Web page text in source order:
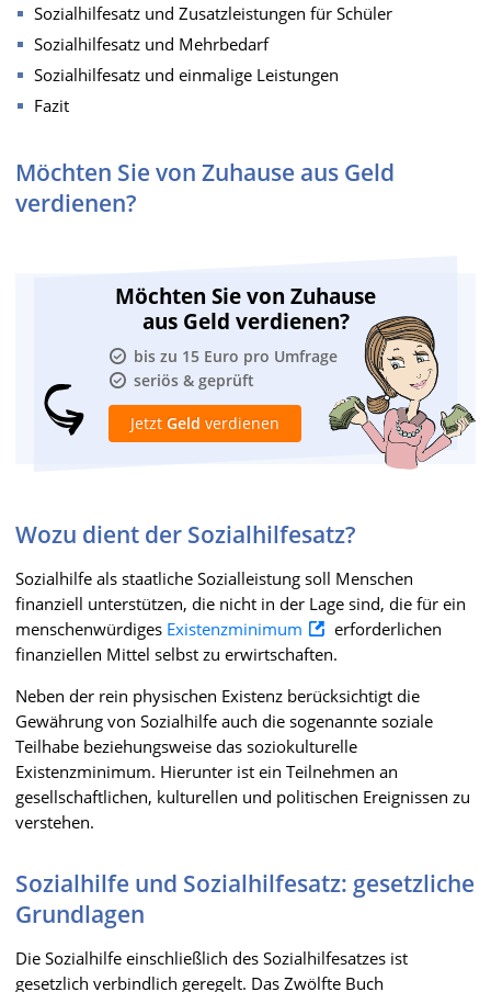
Sozialhilfesatz und Zusatzleistungen für Schüler
Sozialhilfesatz und Mehrbedarf
Sozialhilfesatz und einmalige Leistungen
Fazit
Möchten Sie von Zuhause aus Geld
verdienen?
Möchten Sie von Zuhause
aus Geld verdienen?
bis zu 15 Euro pro Umfrage
seriös & geprüft
Jetzt Geld verdienen
Wozu dient der Sozialhilfesatz?
Sozialhilfe als staatliche Sozialleistung soll Menschen
finanziell unterstützen, die nicht in der Lage sind, die für ein
menschenwürdiges Existenzminimum
erforderlichen
finanziellen Mittel selbst zu erwirtschaften.
Neben der rein physischen Existenz berücksichtigt die
Gewährung von Sozialhilfe auch die sogenannte soziale
Teilhabe beziehungsweise das soziokulturelle
Existenzminimum. Hierunter ist ein Teilnehmen an
gesellschaftlichen, kulturellen und politischen Ereignissen zu
verstehen.
Sozialhilfe und Sozialhilfesatz: gesetzliche
Grundlagen
Die Sozialhilfe einschließlich des Sozialhilfesatzes ist
gesetzlich verbindlich geregelt. Das Zwölfte Buch